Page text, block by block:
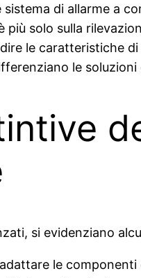
di allarme a
solo sulla
le caratteristiche
le soluzioni
si evidenziano
le